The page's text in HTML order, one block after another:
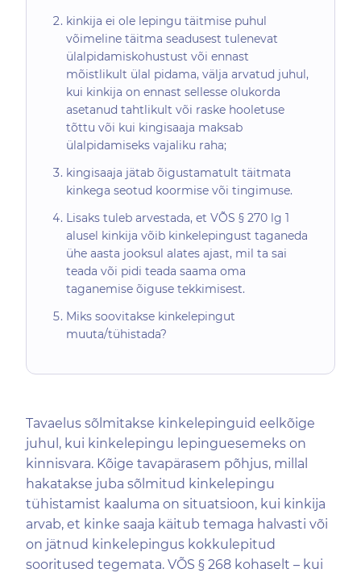
kinkija ei ole lepingu täitmise puhul
võimeline täitma seadusest tulenevat
ülalpidamiskohustust või ennast
mõistlikult ülal pidama, välja arvatud juhul,
kui kinkija on ennast sellesse olukorda
asetanud tahtlikult või raske hooletuse
tõttu või kui kingisaaja maksab
ülalpidamiseks vajaliku raha;
kingisaaja jätab õigustamatult täitmata
kinkega seotud koormise või tingimuse.
Lisaks tuleb arvestada, et VÕS § 270 lg 1
alusel kinkija võib kinkelepingust taganeda
ühe aasta jooksul alates ajast, mil ta sai
teada või pidi teada saama oma
taganemise õiguse tekkimisest.
Miks soovitakse kinkelepingut
muuta/tühistada?
Tavaelus sõlmitakse kinkelepinguid eelkõige
juhul, kui kinkelepingu lepinguesemeks on
kinnisvara. Kõige tavapärasem põhjus, millal
hakatakse juba sõlmitud kinkelepingu
tühistamist kaaluma on situatsioon, kui kinkija
arvab, et kinke saaja käitub temaga halvasti või
on jätnud kinkelepingus kokkulepitud
sooritused tegemata. VÕS § 268 kohaselt – kui